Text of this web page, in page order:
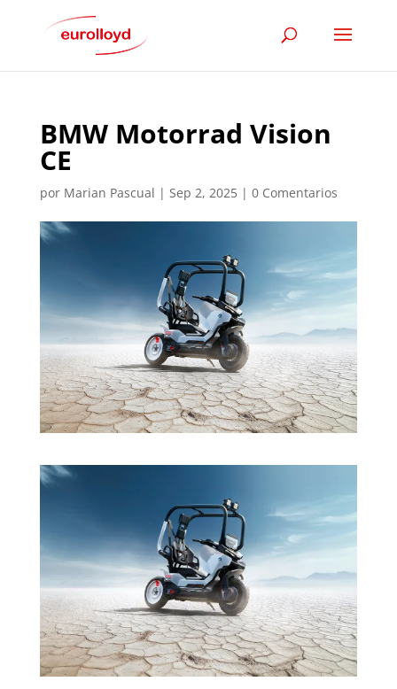
BMW Motorrad Vision
CE
por Marian Pascual | Sep 2, 2025| 0 Comentarios